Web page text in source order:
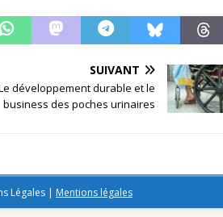
SUIVANT
développement durable et le
business des poches urinaires
Légales | Mentions légales